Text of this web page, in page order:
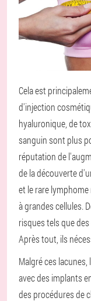
Cela est
d'injection
hyaluronique, de
sanguin sont plus
réputation de
de la découverte
et le rare
à grandes cellules.
risques tels que
Après tout, ils
Malgré ces
avec des implants
des procédures de